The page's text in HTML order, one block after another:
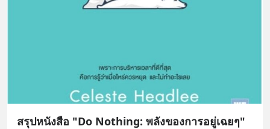
สรุปหนังสือ "Do Nothing: พลังของการอยู่เฉยๆ"